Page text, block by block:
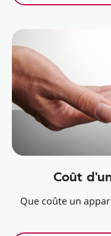
Coût
Que coûte un